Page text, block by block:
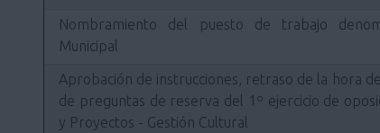
Nombramiento del puesto de trabajo
Municipal
Aprobación de instrucciones, retraso de la hora
de preguntas de reserva del 1º ejercicio de
y Proyectos - Gestión Cultural